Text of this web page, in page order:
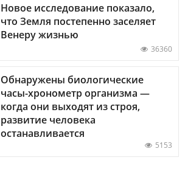
Новое исследование показало,
что Земля постепенно заселяет
Венеру жизнью
36360
Обнаружены биологические
часы-хронометр организма —
когда они выходят из строя,
развитие человека
останавливается
5153